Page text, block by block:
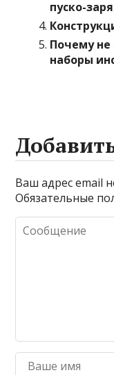
пуско-
Почему не
наборы
Ваш адрес email
Обязательные